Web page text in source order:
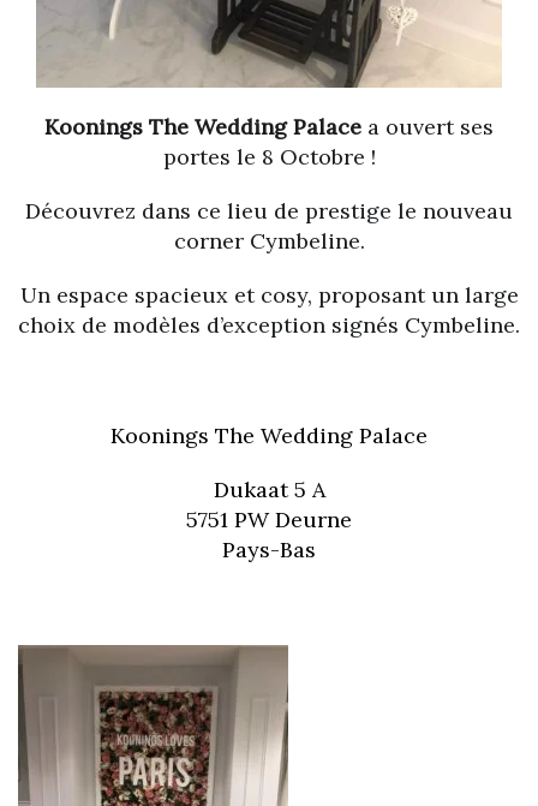
Koonings The Wedding Palace a ouvert ses
portes le 8 Octobre !
Découvrez dans ce lieu de prestige le nouveau
corner Cymbeline.
Un espace spacieux et cosy, proposant un large
choix de modèles d’exception signés Cymbeline.
Koonings The Wedding Palace
Dukaat 5 A
5751 PW Deurne
Pays-Bas